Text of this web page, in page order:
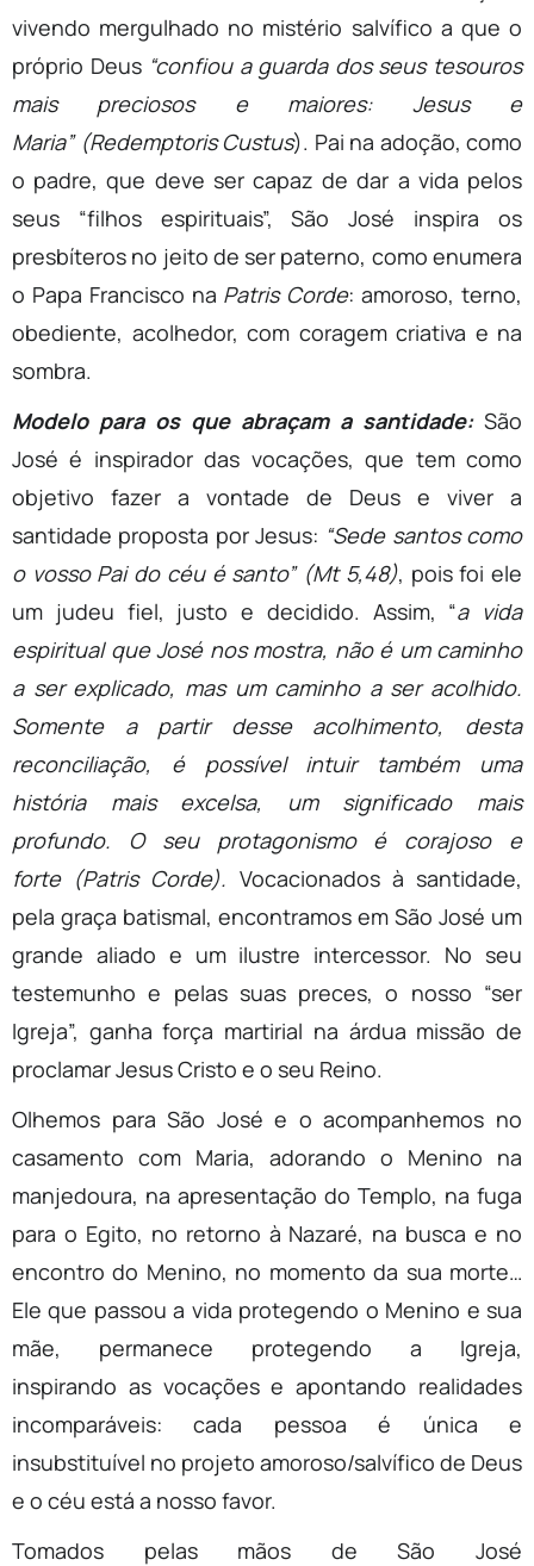
vivendo mergulhado no mistério salvífico a que o
próprio Deus “confiou a guarda dos seus tesouros
mais preciosos e maiores: Jesus e
Maria” (Redemptoris Custus). Pai na adoção, como
o padre, que deve ser capaz de dar a vida pelos
seus “filhos espirituais”, São José inspira os
presbíteros no jeito de ser paterno, como enumera
o Papa Francisco na Patris Corde: amoroso, terno,
obediente, acolhedor, com coragem criativa e na
sombra.
Modelo para os que abraçam a santidade: São
José é inspirador das vocações, que tem como
objetivo fazer a vontade de Deus e viver a
santidade proposta por Jesus: “Sede santos como
o vosso Pai do céu é santo” (Mt 5,48), pois foi ele
um judeu fiel, justo e decidido. Assim, “a vida
espiritual que José nos mostra, não é um caminho
a ser explicado, mas um caminho a ser acolhido.
Somente a partir desse acolhimento, desta
reconciliação, é possível intuir também uma
história mais excelsa, um significado mais
profundo. O seu protagonismo é corajoso e
forte (Patris Corde). Vocacionados à santidade,
pela graça batismal, encontramos em São José um
grande aliado e um ilustre intercessor. No seu
testemunho e pelas suas preces, o nosso “ser
Igreja”, ganha força martirial na árdua missão de
proclamar Jesus Cristo e o seu Reino.
Olhemos para São José e o acompanhemos no
casamento com Maria, adorando o Menino na
manjedoura, na apresentação do Templo, na fuga
para o Egito, no retorno à Nazaré, na busca e no
encontro do Menino, no momento da sua morte…
Ele que passou a vida protegendo o Menino e sua
mãe, permanece protegendo a Igreja,
inspirando as vocações e apontando realidades
incomparáveis: cada pessoa é única e
insubstituível no projeto amoroso/salvífico de Deus
e o céu está a nosso favor.
Tomados pelas mãos de São José